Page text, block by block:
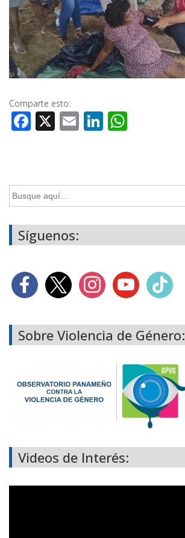
Comparte esto:
Facebook
X EmailLinkedIn
Buscar:
Síguenos:
Sobre Violencia de Género:
Videos de Interés: